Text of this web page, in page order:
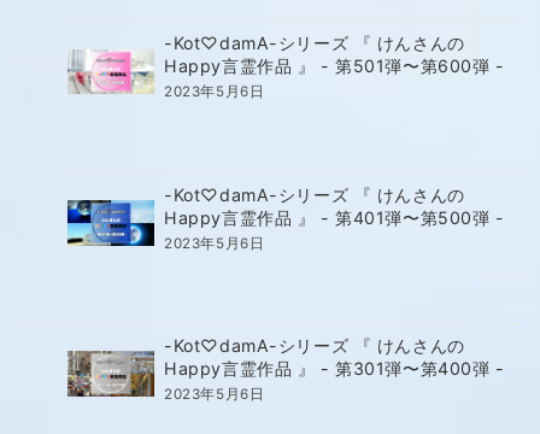
-Kot♡damA-シリーズ 『 けんさんの
Happy言霊作品 』 - 第501弾〜第600弾 -
2023年5月6日
-Kot♡damA-シリーズ 『 けんさんの
Happy言霊作品 』 - 第401弾〜第500弾 -
2023年5月6日
-Kot♡damA-シリーズ 『 けんさんの
Happy言霊作品 』 - 第301弾〜第400弾 -
2023年5月6日